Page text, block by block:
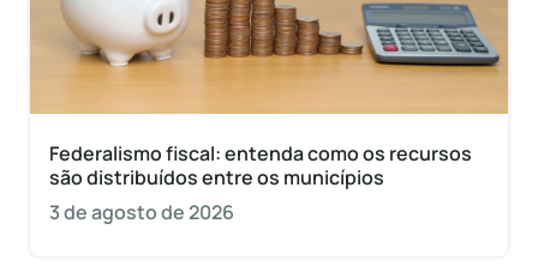
Federalismo fiscal: entenda como os recursos
são distribuídos entre os municípios
3 de agosto de 2026